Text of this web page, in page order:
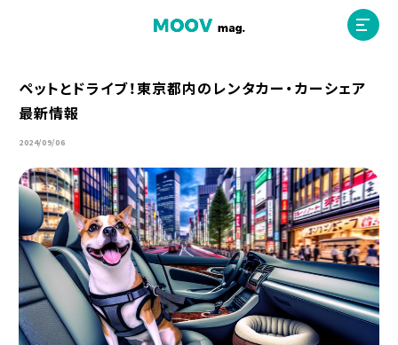
ホーム
運営会社
MOOVマガジン利用規約
お問合せ
ペットとドライブ！東京都内のレンタカー・カーシェア
最新情報
2024/09/06